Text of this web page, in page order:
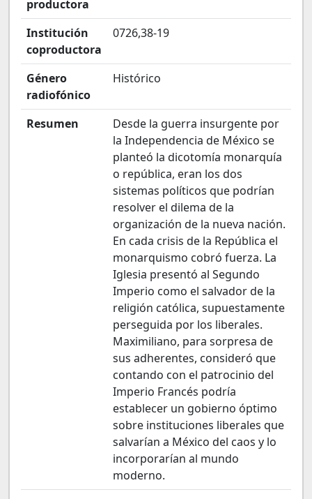
productora
Institución
coproductora
0726,38-19
Género
radiofónico
Histórico
Resumen
Desde la guerra insurgente por
la Independencia de México se
planteó la dicotomía monarquía
o república, eran los dos
sistemas políticos que podrían
resolver el dilema de la
organización de la nueva nación.
En cada crisis de la República el
monarquismo cobró fuerza. La
Iglesia presentó al Segundo
Imperio como el salvador de la
religión católica, supuestamente
perseguida por los liberales.
Maximiliano, para sorpresa de
sus adherentes, consideró que
contando con el patrocinio del
Imperio Francés podría
establecer un gobierno óptimo
sobre instituciones liberales que
salvarían a México del caos y lo
incorporarían al mundo
moderno.